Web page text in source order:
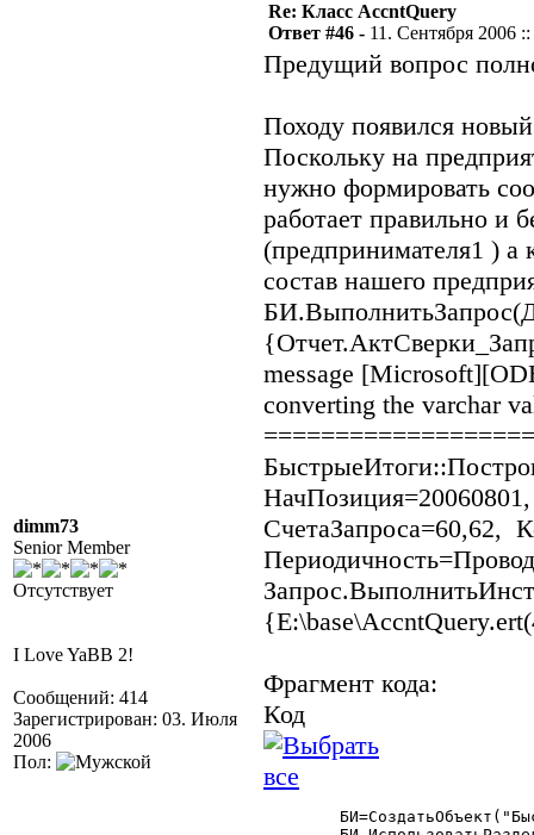
dimm73
Senior Member
Отсутствует
I Love YaBB 2!
Сообщений: 414
Зарегистрирован: 03. Июля
2006
Пол:
Re: Класс AccntQuery
Ответ #46 - 11. Сентября 2006
Предущий вопрос
Походу появился
Поскольку на
нужно формировать
работает правильно и
(предпринимателя1 ) а
состав нашего
message
converting the varchar
СчетаЗапроса=60,62,
Фрагмент кода:
Код